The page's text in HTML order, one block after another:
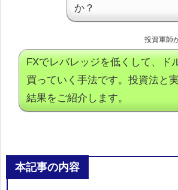
か？
投資軍師
FXでレバレッジを低くして、ド
買っていく手法です。投資法と
結果をご紹介します。
本記事の内容